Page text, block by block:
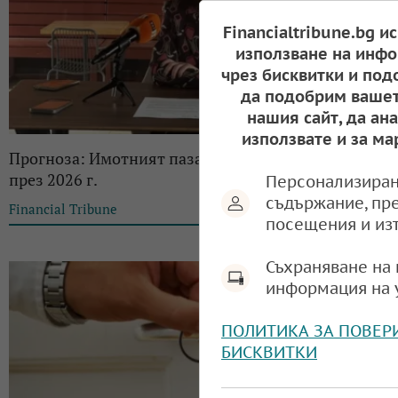
Прогноза: Имотният пазар у нас ще се балансира
през 2026 г.
Financial Tribune 13:41, 12.02.2026
Financialtribune.bg
използване на
чрез бисквитки и
да подобрим
нашия сайт, да
използвате и за
съдържание,
посещения и
Съхраняване
информация на
ПОЛИТИКА ЗА
БИСКВИТКИ